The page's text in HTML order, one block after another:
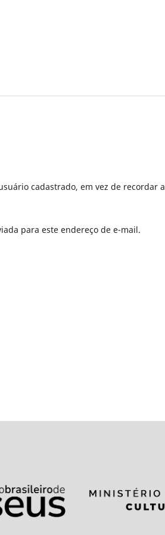
cadastrado, em vez de recordar a
para este endereço de e-mail.